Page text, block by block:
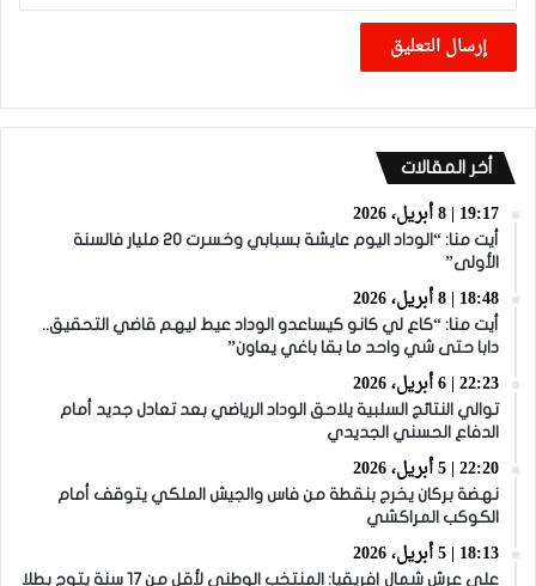
أخر المقالات
19:17 | 8 أبريل، 2026
أيت منا: “الوداد اليوم عايشة بسبابي وخسرت 20 مليار فالسنة
الأولى”
18:48 | 8 أبريل، 2026
أيت منا: “كاع لي كانو كيساعدو الوداد عيط ليهم قاضي التحقيق..
دابا حتى شي واحد ما بقا باغي يعاون”
22:23 | 6 أبريل، 2026
توالي النتائج السلبية يلاحق الوداد الرياضي بعد تعادل جديد أمام
الدفاع الحسني الجديدي
22:20 | 5 أبريل، 2026
نهضة بركان يخرج بنقطة من فاس والجيش الملكي يتوقف أمام
الكوكب المراكشي
18:13 | 5 أبريل، 2026
على عرش شمال إفريقيا: المنتخب الوطني لأقل من 17 سنة يتوج بطلا